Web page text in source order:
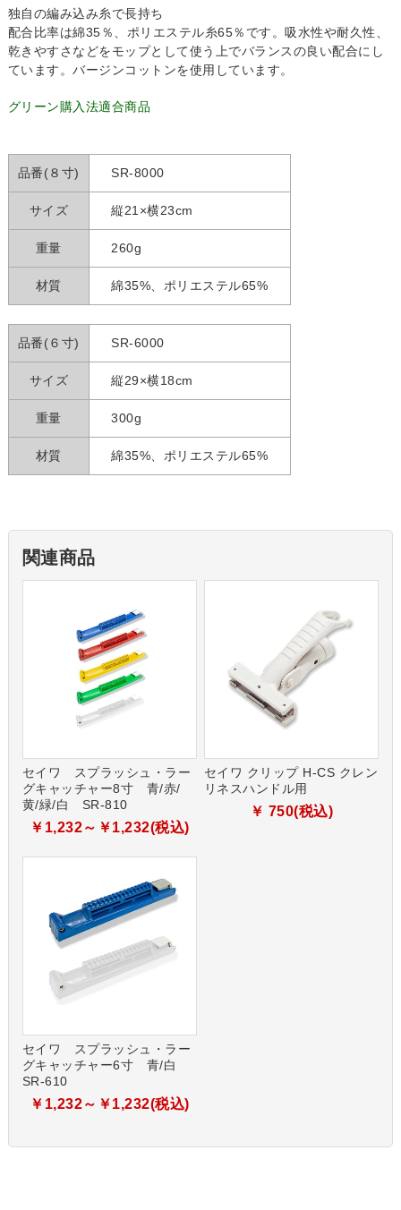
独自の編み込み糸で長持ち
配合比率は綿35％、ポリエステル糸65％です。吸水性や耐久性、
乾きやすさなどをモップとして使う上でバランスの良い配合にし
ています。バージンコットンを使用しています。
グリーン購入法適合商品
品番(８寸) SR-8000
サイズ 縦21×横23cm
重量 260g
材質 綿35%、ポリエステル65%
品番(６寸) SR-6000
サイズ 縦29×横18cm
重量 300g
材質 綿35%、ポリエステル65%
関連商品
セイワ スプラッシュ・ラー
グキャッチャー6寸 青/白
SR-610
￥1,232～￥1,232(税込)
セイワ スプラッシュ・ラー
グキャッチャー8寸 青/赤/
黄/緑/白 SR-810
￥1,232～￥1,232(税込)
セイワ クリップ H-CS クレン
リネスハンドル用
￥ 750(税込)